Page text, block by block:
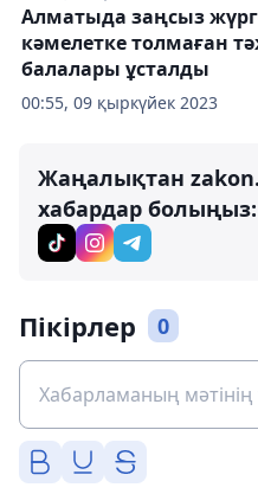
00:55, 09 қыркүйек 2023
Алматыда заңсыз
кәмелетке толмаған
балалары ұсталды
Жаңалықтан
хабардар болыңыз:
Пікірлер 0